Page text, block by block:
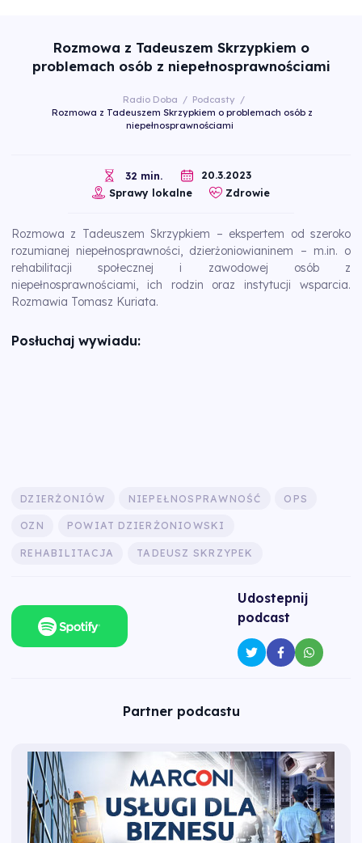
Rozmowa z Tadeuszem Skrzypkiem o
problemach osób z niepełnosprawnościami
Radio Doba / Podcasty /
Rozmowa z Tadeuszem Skrzypkiem o problemach osób z
niepełnosprawnościami
32 min.
20.3.2023
Sprawy lokalne
Zdrowie
Rozmowa z Tadeuszem Skrzypkiem – ekspertem od szeroko
rozumianej niepełnosprawności, dzierżoniowianinem – m.in. o
rehabilitacji społecznej i zawodowej osób z
niepełnosprawnościami, ich rodzin oraz instytucji wsparcia.
Rozmawia Tomasz Kuriata.
Posłuchaj wywiadu:
DZIERŻONIÓW NIEPEŁNOSPRAWNOŚĆ OPS
OZN POWIAT DZIERŻONIOWSKI
REHABILITACJA TADEUSZ SKRZYPEK
Udostepnij
podcast
Partner podcastu